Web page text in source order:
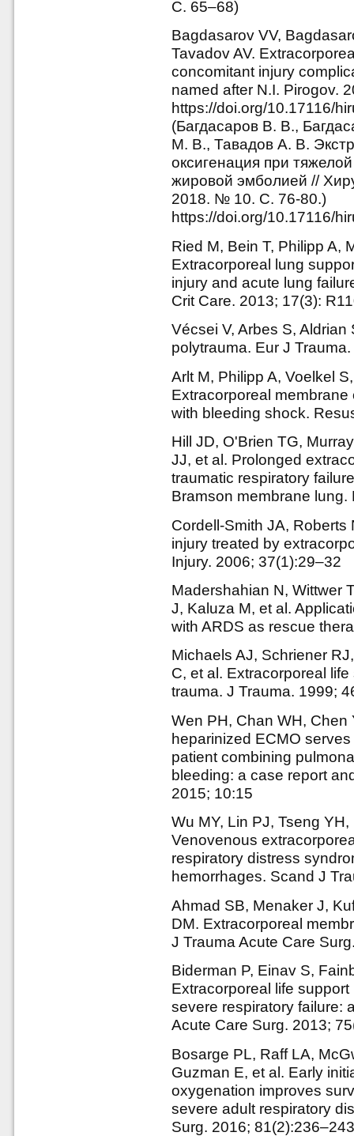
C. 65–68)
Bagdasarov VV,
Tavadov AV.
concomitant injury
named after N.I. Pirogov.
https://doi.org/10.17116/
(Багдасаров В. В.,
М. В., Тавадов А. В.
оксигенация при
жировой эмболией //
2018. № 10. С. 76-80.)
https://doi.org/10.17116/
Ried M, Bein T, Philipp A,
Extracorporeal lung
injury and acute lung
Crit Care. 2013; 17(3):
Vécsei V, Arbes S,
polytrauma. Eur J
Arlt M, Philipp A, Voelkel
Extracorporeal
with bleeding shock.
Hill JD, O'Brien TG,
JJ, et al. Prolonged
traumatic respiratory
Bramson membrane
Cordell-Smith JA, Roberts
injury treated by
Injury. 2006; 37(1):29–32
Madershahian N, Wittwer
J, Kaluza M, et al.
with ARDS as rescue
Michaels AJ, Schriener
C, et al. Extracorporeal
trauma. J Trauma. 1999;
Wen PH, Chan WH, Chen
heparinized ECMO
patient combining
bleeding: a case report
2015; 10:15
Wu MY, Lin PJ, Tseng
Venovenous
respiratory distress
hemorrhages. Scand J
Ahmad SB, Menaker J,
DM. Extracorporeal
J Trauma Acute Care
Biderman P, Einav S,
Extracorporeal life
severe respiratory failure:
Acute Care Surg. 2013;
Bosarge PL, Raff LA,
Guzman E, et al. Early
oxygenation improves
severe adult respiratory
Surg. 2016;